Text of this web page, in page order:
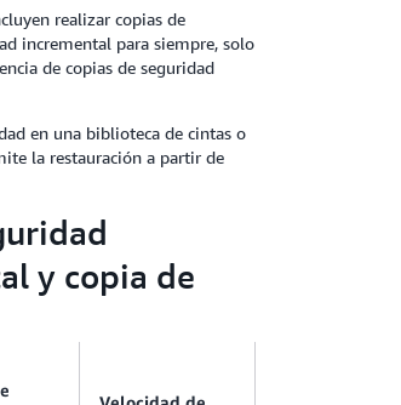
realizar copias de
incremental para siempre, solo
de copias de seguridad
en una biblioteca de cintas o
la restauración a partir de
y copia de